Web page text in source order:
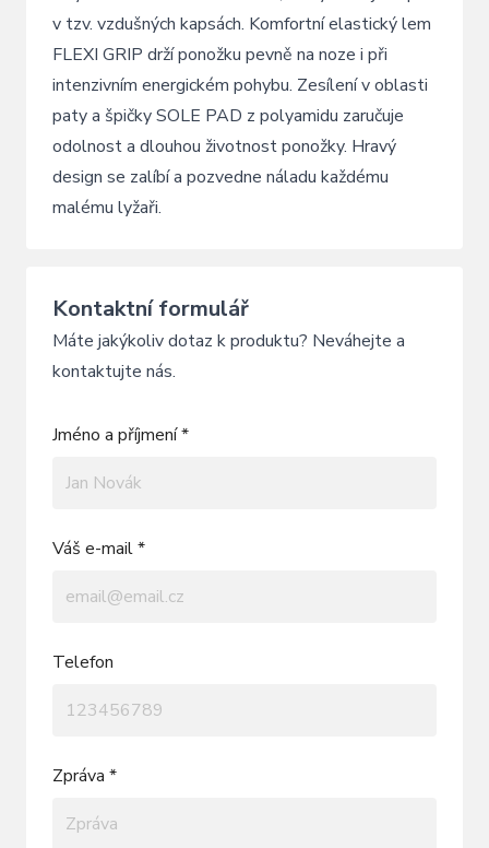
v tzv. vzdušných kapsách. Komfortní elastický lem
FLEXI GRIP drží ponožku pevně na noze i při
intenzivním energickém pohybu. Zesílení v oblasti
paty a špičky SOLE PAD z polyamidu zaručuje
odolnost a dlouhou životnost ponožky. Hravý
design se zalíbí a pozvedne náladu každému
malému lyžaři.
Kontaktní formulář
Máte jakýkoliv dotaz k produktu? Neváhejte a
kontaktujte nás.
Jméno a příjmení *
Váš e-mail *
Telefon
Zpráva *